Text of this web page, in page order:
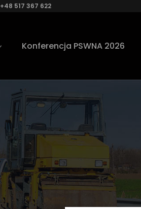
+48 517 367 622
Konferencja PSWNA 2026